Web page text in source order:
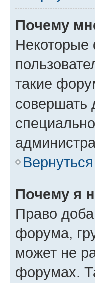
Почему
такие
совершать
Почему я
Право
форума,
может не
форумах.